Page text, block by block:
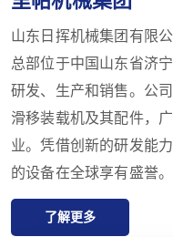
山东日挥机械集团有限
总部位于中国山东省济
研发、生产和销售。公
滑移装载机及其配件，
业。凭借创新的研发能
的设备在全球享有盛誉
提供一年的质量保证，
产品的需求。日霸还在
了解更多